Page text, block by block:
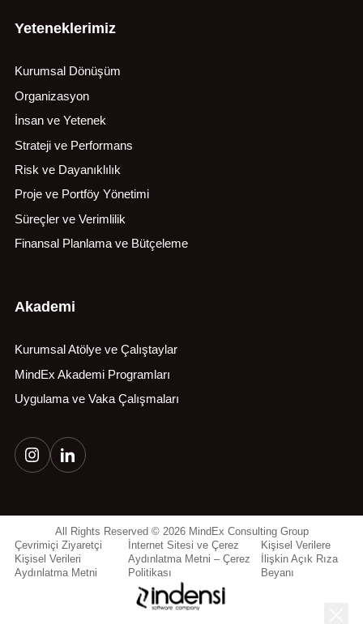
Yeteneklerimiz
Kurumsal Dönüşüm
Organizasyon
İnsan ve Yetenek
Strateji ve Performans
Risk ve Dayanıklılık
Proje ve Portföy Yönetimi
Süreçler ve Verimlilik
Finansal Planlama ve Bütçeleme
Akademi
Kurumsal Atölye ve Çalıştaylar
MindEx Akademi Programları
Uygulama ve Vaka Çalışmaları
All Rights Reserved © 2026 MindEx Consulting Group
Çevrimiçi Ziyaretçi
Kişisel Verileri
Aydınlatma Metni
İnternet Sitesi ve Çerez
Aydınlatma Metni – Çerez
Politikası
Kişisel Verilere
İlişkin Açık Rıza
Beyanı